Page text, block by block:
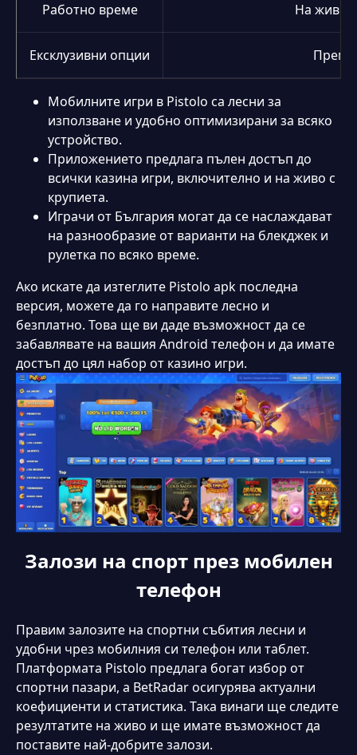
Работно време На живо
Ексклузивни опции
Мобилните игри в Pistolo са лесни за
използване и удобно оптимизирани за всяко
устройство.
Приложението предлага пълен достъп до
всички казина игри, включително и на живо с
крупиета.
Играчи от България могат да се наслаждават
на разнообразие от варианти на блекджек и
рулетка по всяко време.
Ако искате да изтеглите Pistolo apk последна
версия, можете да го направите лесно и
безплатно. Това ще ви даде възможност да се
забавлявате на вашия Android телефон и да имате
достъп до цял набор от казино игри.
Залози на спорт през мобилен
телефон
Правим залозите на спортни събития лесни и
удобни чрез мобилния си телефон или таблет.
Платформата Pistolo предлага богат избор от
спортни пазари, а BetRadar осигурява актуални
коефициенти и статистика. Така винаги ще следите
резултатите на живо и ще имате възможност да
поставите най-добрите залози.